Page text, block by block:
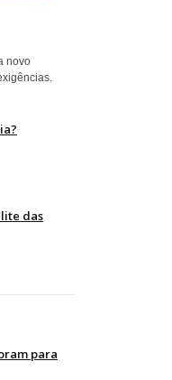
novo
das
para